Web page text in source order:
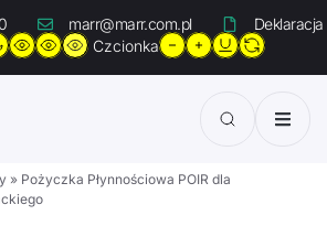
marr@marr.com.pl
Czcionka
Aktualności
» Pożyczka Płynnościowa POIR dla